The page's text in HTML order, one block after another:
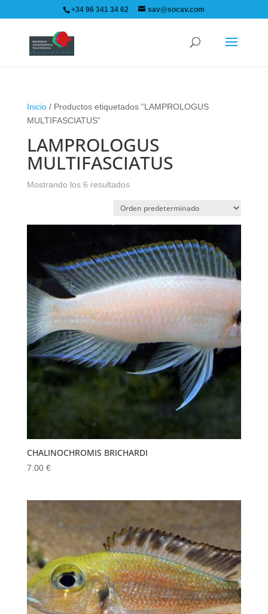
+34 96 341 34 62 sav@socav.com
Inicio/ Productos etiquetados “LAMPROLOGUS
MULTIFASCIATUS”
LAMPROLOGUS
MULTIFASCIATUS
Mostrando los 6 resultados
CHALINOCHROMIS BRICHARDI
7.00 €